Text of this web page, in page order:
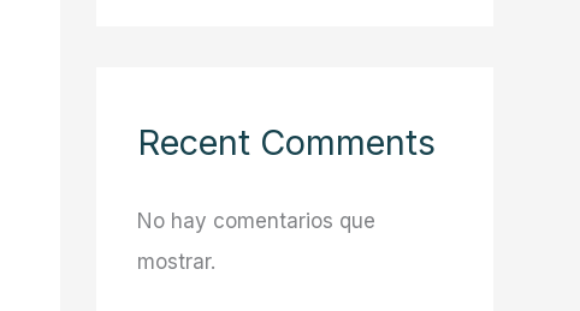
Recent Comments
No hay comentarios que
mostrar.